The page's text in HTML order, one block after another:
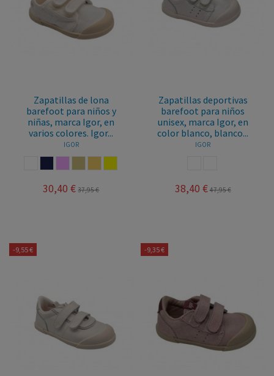
Zapatillas de lona
barefoot para niños y
niñas, marca Igor, en
varios colores. Igor...
IGOR
30,40 € 37,95 €
Zapatillas deportivas
barefoot para niños
unisex, marca Igor, en
color blanco, blanco...
IGOR
38,40 € 47,95 €
-9,55 € -9,35 €